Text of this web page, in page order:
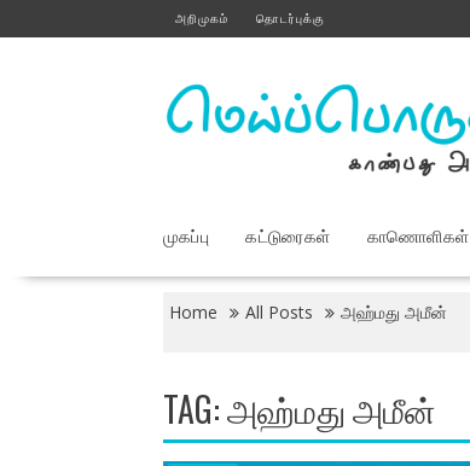
to
அறிமுகம் தொடர்புக்கு
முகப்பு கட்டுரைகள் காணொளிகள்
Home All Posts அஹ்மது அமீன்
TAG:அஹ்மது அமீன்